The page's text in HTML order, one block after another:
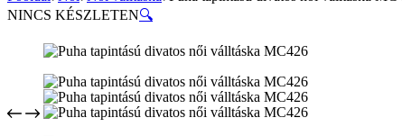
NINCS KÉSZLETEN🔍